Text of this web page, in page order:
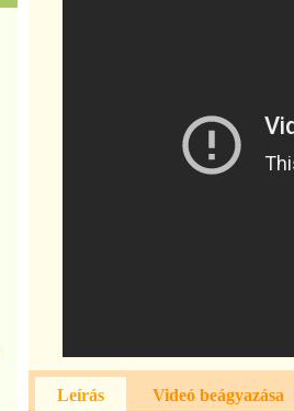
Leírás Videó beágyazása